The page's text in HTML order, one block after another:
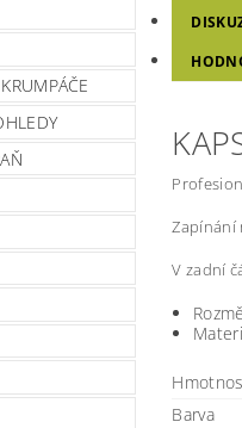
Zapínání
V zadní
Barva